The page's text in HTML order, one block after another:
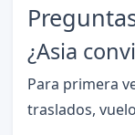
¿Asia
Para primera
traslados,